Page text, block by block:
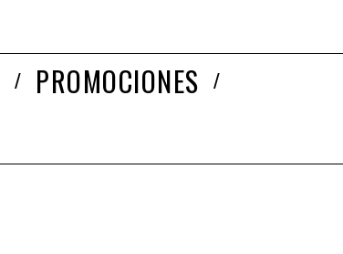
PROMOCIONES